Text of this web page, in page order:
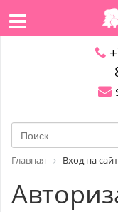
Главная Вход на сайт